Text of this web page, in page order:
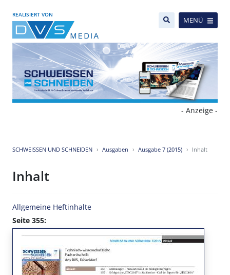
REALISIERT VON
MENÜ
- Anzeige -
SCHWEISSEN UND SCHNEIDEN Ausgaben Ausgabe 7 (2015) Inhalt
Inhalt
Allgemeine Heftinhalte
Seite 355: